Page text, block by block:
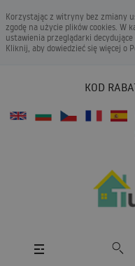
Korzystając z witryny bez zmiany
zgodę na użycie plików cookies. W
ustawienia przeglądarki
Kliknij, aby dowiedzieć się więcej o
KOD